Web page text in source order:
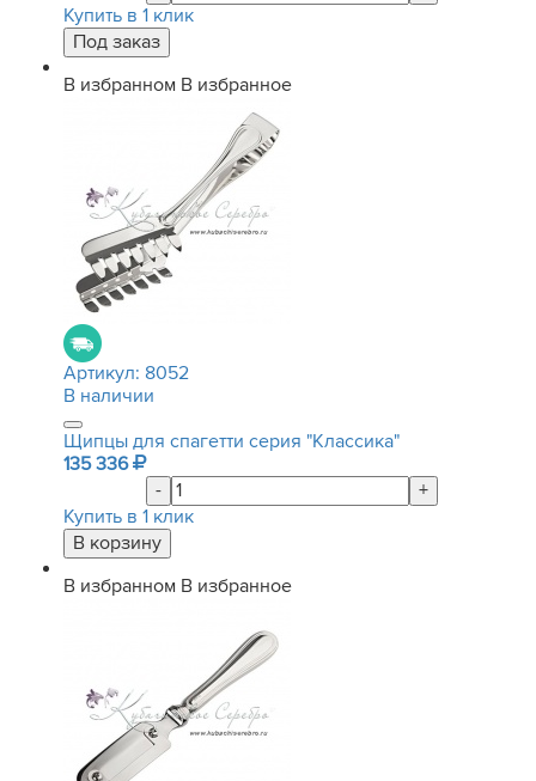
Купить в 1 клик
В избранном В избранное
Артикул: 8052
В наличии
Щипцы для спагетти серия "Классика"
135 336
-
+
Купить в 1 клик
В избранном В избранное